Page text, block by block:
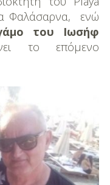
Φαλάσαρνα, ενώ
του Ιωσήφ
το επόμενο